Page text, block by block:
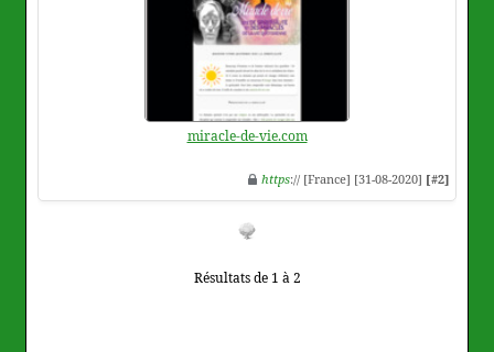
miracle-de-vie.com
https:// [France] [31-08-2020] [#2]
Résultats de 1 à 2